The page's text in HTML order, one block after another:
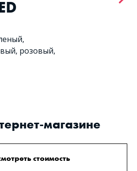
,
, розовый,
магазине
стоимость